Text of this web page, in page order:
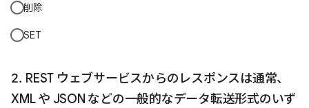
削除
SET
REST ウェブサービスからのレスポンスは通常、
XML や JSON などの一般的なデータ転送形式のいず